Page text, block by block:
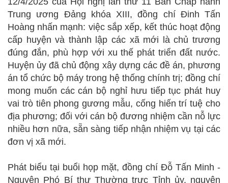
Trung ương Đảng khóa XIII, đồng chí Đinh Tấn
Hoàng nhấn mạnh: việc sắp xếp, kết thúc hoạt động
cấp huyện và thành lập các xã mới là chủ trương
đúng đắn, phù hợp với xu thế phát triển đất nước.
Huyện ủy đã chủ động xây dựng các đề án, phương
án tổ chức bộ máy trong hệ thống chính trị; đồng chí
mong muốn các cán bộ nghỉ hưu tiếp tục phát huy
vai trò tiên phong gương mẫu, cống hiến trí tuệ cho
địa phương; đối với cán bộ đương nhiệm cần nỗ lực
nhiều hơn nữa, sẵn sàng tiếp nhận nhiệm vụ tại các
đơn vị xã mới.
Phát biểu tại buổi họp mặt, đồng chí Đỗ Tấn Minh -
Nguyên Phó Bí thư Thường trực Tỉnh ủy, nguyên